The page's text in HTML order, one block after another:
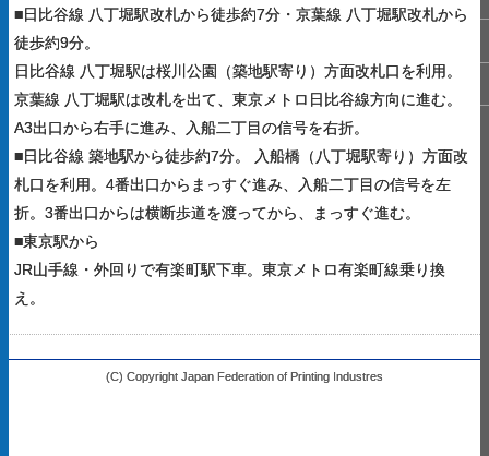
■日比谷線 八丁堀駅改札から徒歩約7分・京葉線 八丁堀駅改札から
徒歩約9分。
日比谷線 八丁堀駅は桜川公園（築地駅寄り）方面改札口を利用。
京葉線 八丁堀駅は改札を出て、東京メトロ日比谷線方向に進む。
A3出口から右手に進み、入船二丁目の信号を右折。
■日比谷線 築地駅から徒歩約7分。 入船橋（八丁堀駅寄り）方面改
札口を利用。4番出口からまっすぐ進み、入船二丁目の信号を左
折。3番出口からは横断歩道を渡ってから、まっすぐ進む。
■東京駅から
JR山手線・外回りで有楽町駅下車。東京メトロ有楽町線乗り換
え。
(C) Copyright Japan Federation of Printing Industres